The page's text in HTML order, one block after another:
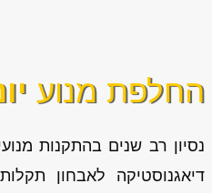
החלפת מנוע
נסיון רב שנים בהתקנות
דיאגנוסטיקה לאבחון